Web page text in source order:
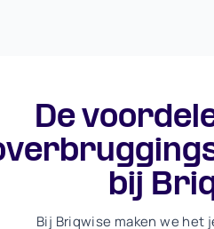
De
bij
Bij Briqwise maken we het